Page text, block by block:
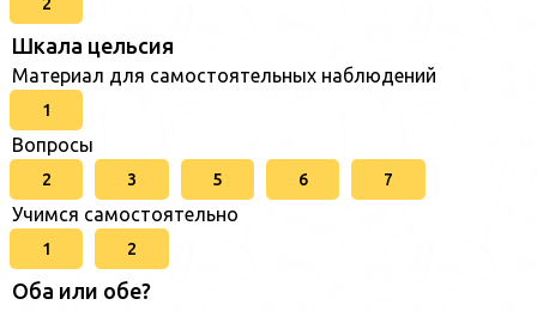
Шкала цельсия
Материал для самостоятельных наблюдений
1
Вопросы
2 3 5 6 7
Учимся самостоятельно
1 2
Оба или обе?